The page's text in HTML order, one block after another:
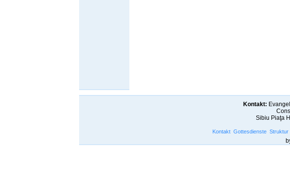
Kontakt:
Sibiu Piaţa
Kontakt Gottesdienste Struktur